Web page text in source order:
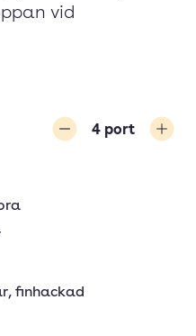
vid
4 port
, finhackad